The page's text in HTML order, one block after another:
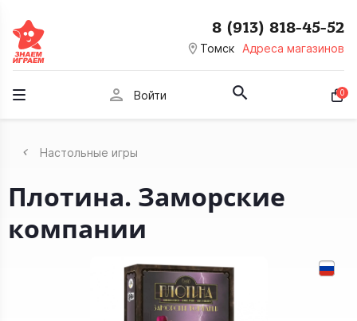
room Томск Адреса магазинов
8 (913) 818-45-52
person Войти 0
Настольные игры
Плотина. Заморские
компании